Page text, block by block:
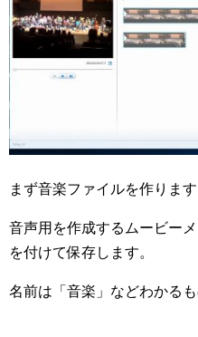
まず音楽ファイルを作ります
音声用を作成するムービー
を付けて保存します。
名前は「音楽」などわかるも